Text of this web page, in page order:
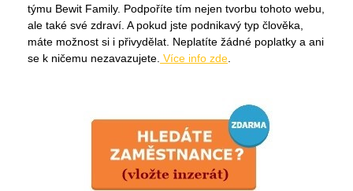
týmu Bewit Family. Podpoříte tím nejen tvorbu tohoto webu,
ale také své zdraví. A pokud jste podnikavý typ člověka,
máte možnost si i přivydělat. Neplatíte žádné poplatky a ani
se k ničemu nezavazujete. Více info zde